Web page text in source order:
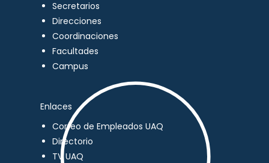
Secretarios
Direcciones
Coordinaciones
Facultades
Campus
Enlaces
Correo de Empleados UAQ
Directorio
TV UAQ